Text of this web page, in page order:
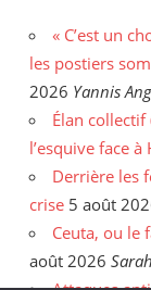
« C’est un
les postiers
2026 Yannis
Élan collectif
l’esquive face à
Derrière les
crise 5 août
Ceuta, ou le
août 2026